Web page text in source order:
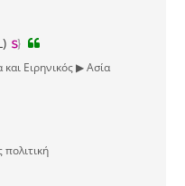
Ειρηνικός ▶ Ασία
πολιτική